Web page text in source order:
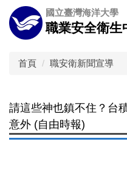
跳
到
主
國立臺灣海洋大學
職業安全衛生
首頁 職安衛新聞宣導
請這些神也鎮不住？台
意外 (自由時報)